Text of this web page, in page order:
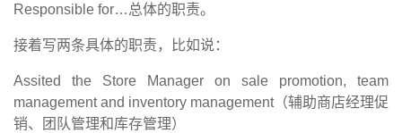
Responsible for…总体的职责。
接着写两条具体的职责，比如说：
Assited the Store Manager on sale promotion, team
management and inventory management（辅助商店经理促
销、团队管理和库存管理）